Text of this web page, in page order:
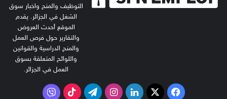
التوظيف والمنح واخبار سوق
الشغل في الجزائر. يقدم
الموقع أحدث العروض
والتقارير حول فرص العمل
والمنح الدراسية والقوانين
واللوائح المتعلقة بسوق
العمل في الجزائر.
فيسبوك
‫X لينكدإنانستقرامتيلقرام‫TikTokفايبر